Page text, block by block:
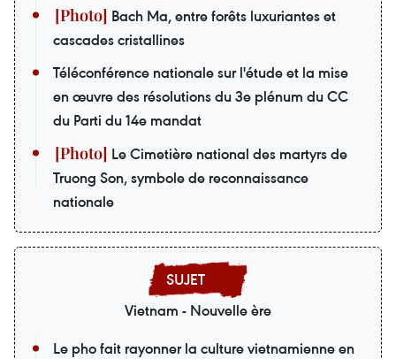
Bach Ma, entre forêts luxuriantes et
cascades cristallines
Téléconférence nationale sur l'étude et la mise
en œuvre des résolutions du 3e plénum du CC
du Parti du 14e mandat
Le Cimetière national des martyrs de
Truong Son, symbole de reconnaissance
nationale
Vietnam - Nouvelle ère
Le pho fait rayonner la culture vietnamienne en